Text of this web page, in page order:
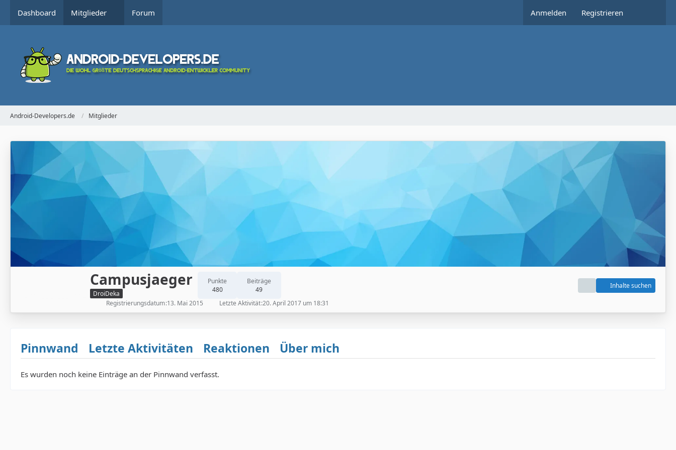
Dashboard Mitglieder Forum Anmelden Registrieren
Android-Developers.de Mitglieder
Campusjaeger
DroiDeka
Punkte
480
Beiträge
49
Inhalte suchen
Registrierungsdatum 13. Mai 2015 Letzte Aktivität 20. April 2017 um 18:31
Pinnwand Letzte Aktivitäten Reaktionen Über mich
Es wurden noch keine Einträge an der Pinnwand verfasst.